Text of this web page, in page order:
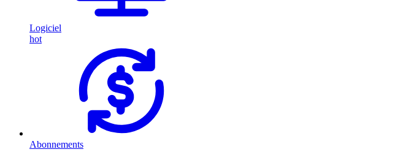
Logiciel
hot
Abonnements